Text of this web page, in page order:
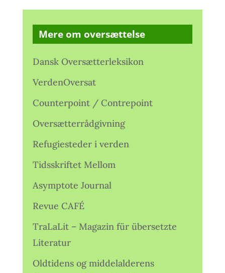
Mere om oversættelse
Dansk Oversætterleksikon
VerdenOversat
Counterpoint / Contrepoint
Oversætterrådgivning
Refugiesteder i verden
Tidsskriftet Mellom
Asymptote Journal
Revue CAFÉ
TraLaLit – Magazin für übersetzte
Literatur
Oldtidens og middelalderens